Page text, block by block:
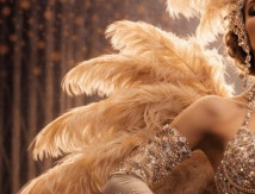
Răspunsul nu a fost lipsa
lipsa de permisiune față
vizibilitate. Așa a pornit
fondatoarei de a crea un
promovare.